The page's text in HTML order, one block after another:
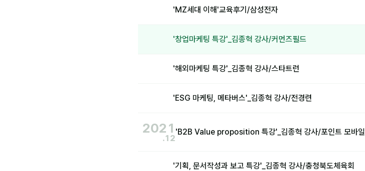
'MZ세대 이해'교육후기/삼성전자
'창업마케팅 특강'_김종혁 강사/커먼즈필드
'해외마케팅 특강'_김종혁 강사/스타트런
'ESG 마케팅, 메타버스'_김종혁 강사/전경련
2021
.12
'B2B Value proposition 특강'_김종혁 강사/포인트 모바일
'기획, 문서작성과 보고 특강'_김종혁 강사/충청북도체육회